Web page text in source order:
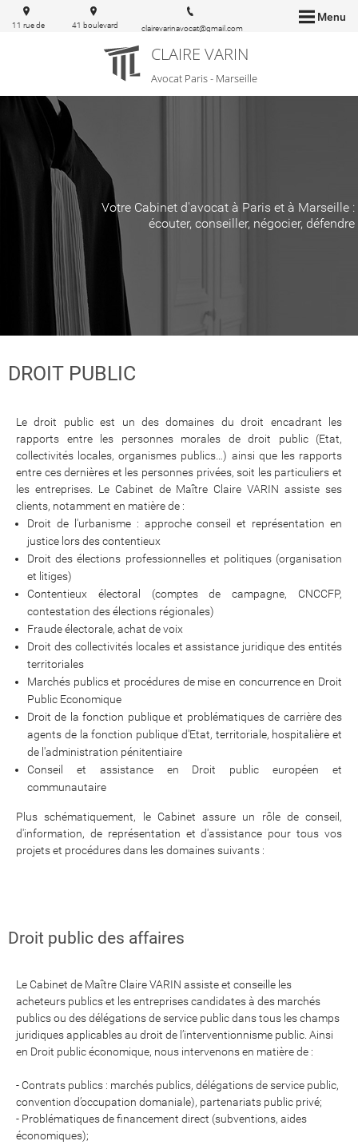
Menu
CLAIRE VARIN
Avocat Paris - Marseille
11 rue de
41 boulevard
13006 Marseille
clairevarinavocat@gmail.com
Votre Cabinet d'avocat à Paris et à Marseille :
écouter, conseiller, négocier, défendre
DROIT PUBLIC
Le droit public est un des domaines du droit encadrant les
rapports entre les personnes morales de droit public (Etat,
collectivités locales, organismes publics…) ainsi que les rapports
entre ces dernières et les personnes privées, soit les particuliers et
les entreprises. Le Cabinet de Maître Claire VARIN assiste ses
clients, notamment en matière de :
Droit de l'urbanisme : approche conseil et représentation en
justice lors des contentieux
Droit des élections professionnelles et politiques (organisation
et litiges)
Contentieux électoral (comptes de campagne, CNCCFP,
contestation des élections régionales)
Fraude électorale, achat de voix
Droit des collectivités locales et assistance juridique des entités
territoriales
Marchés publics et procédures de mise en concurrence en Droit
Public Economique
Droit de la fonction publique et problématiques de carrière des
agents de la fonction publique d'Etat, territoriale, hospitalière et
de l'administration pénitentiaire
Conseil et assistance en Droit public européen et
communautaire
Plus schématiquement, le Cabinet assure un rôle de conseil,
d'information, de représentation et d'assistance pour tous vos
projets et procédures dans les domaines suivants :
Droit public des affaires
Le Cabinet de Maître Claire VARIN assiste et conseille les
acheteurs publics et les entreprises candidates à des marchés
publics ou des délégations de service public dans tous les champs
juridiques applicables au droit de l’interventionnisme public. Ainsi
en Droit public économique, nous intervenons en matière de :
- Contrats publics : marchés publics, délégations de service public,
convention d’occupation domaniale), partenariats public privé;
- Problématiques de financement direct (subventions, aides
économiques);